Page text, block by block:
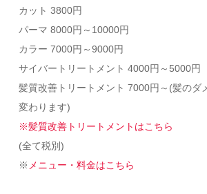
カット 3800円
パーマ 8000円～10000円
カラー 7000円～9000円
サイバートリートメント 4000円～5000円
髪質改善トリートメント 7000円～(髪のダ
変わります)
※髪質改善トリートメントはこちら
(全て税別)
※ メニュー・料金はこちら